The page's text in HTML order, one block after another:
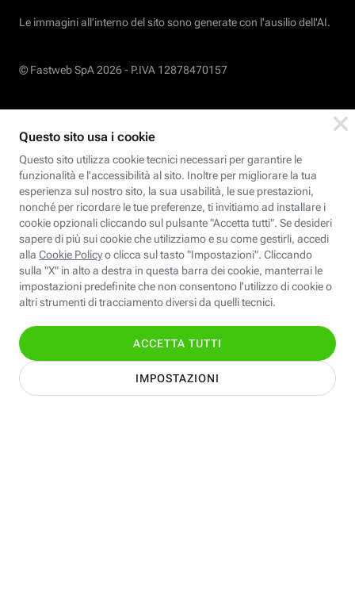
Le immagini all’interno del sito sono generate con l'ausilio dell'AI.
© Fastweb SpA 2026 - P.IVA 12878470157